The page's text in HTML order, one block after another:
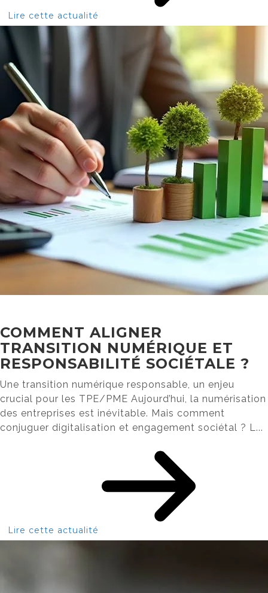
Lire cette actualité
COMMENT ALIGNER
TRANSITION NUMÉRIQUE ET
RESPONSABILITÉ SOCIÉTALE ?
Une transition numérique responsable, un enjeu
crucial pour les TPE/PME Aujourd’hui, la numérisation
des entreprises est inévitable. Mais comment
conjuguer digitalisation et engagement sociétal ? L...
Lire cette actualité